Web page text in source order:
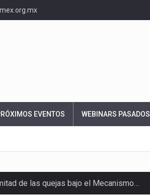
EVENTOS WEBINARS PASADOS
de las quejas bajo el Mecanismo…